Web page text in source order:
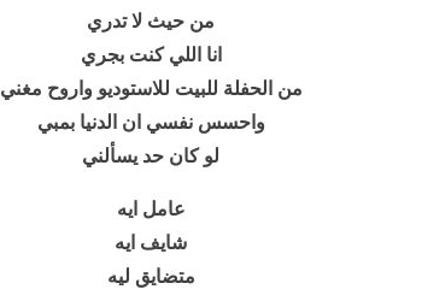
من حيث لا تدري
انا اللي كنت بجري
من الحفلة للبيت للاستوديو واروح مغني
واحسس نفسي ان الدنيا بمبي
لو كان حد يسألني
عامل ايه
شايف ايه
متضايق ليه